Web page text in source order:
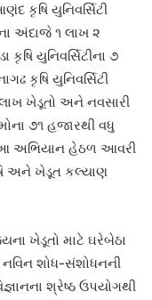
કૃષિ યુનિવર્સિટી
અંદાજે ૧ લાખ ૨
કૃષિ યુનિવર્સિટીના ૭
કૃષિ યુનિવર્સિટી
ખેડૂતો અને નવસારી
૭૧ હજારથી વધુ
આ અભિયાન હેઠળ આવરી
અને ખેડૂત કલ્યાણ
ખેડૂતો માટે ઘરેબેઠા
શોધ-સંશોધનની
શ્રેષ્ઠ ઉપયોગથી